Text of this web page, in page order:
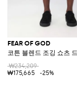
FEAR OF GOD
코튼 블렌드 조깅 쇼츠
₩234,209
₩175,665
-25%